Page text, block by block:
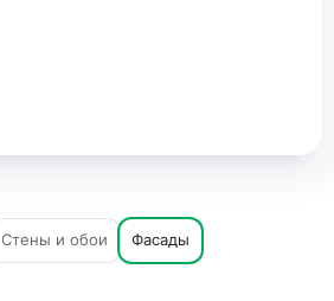
Стены и обои Фасады